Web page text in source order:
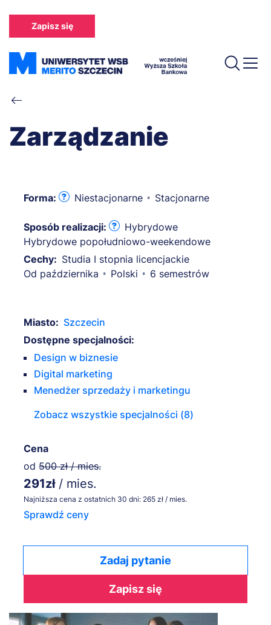
treści
Zapisz się
Ścieżka
nawigacyjna
Zarządzanie
Forma: Niestacjonarne Stacjonarne
Sposób realizacji:
Hybrydowe
Hybrydowe popołudniowo-weekendowe
Cechy: Studia I stopnia licencjackie
Od października
Polski 6 semestrów
Miasto: Szczecin
Dostępne specjalności:
Design w biznesie
Digital marketing
Menedżer sprzedaży i marketingu
Zobacz wszystkie specjalności (8)
Cena
od 500 zł / mies.
291zł / mies.
Najniższa cena z ostatnich 30 dni: 265 zł / mies.
Sprawdź ceny
Zadaj pytanie
Zapisz się